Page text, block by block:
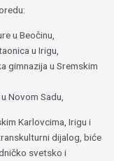
u Beočinu,
u Irigu,
gimnazija u Sremskim
Novom Sadu,
Karlovcima, Irigu i
dijalog, biće
svetsko i